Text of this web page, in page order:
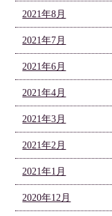
2021年8月
2021年7月
2021年6月
2021年4月
2021年3月
2021年2月
2021年1月
2020年12月